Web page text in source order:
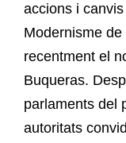
accions i
Modernisme
recentment el
Buqueras.
parlaments del
autoritats